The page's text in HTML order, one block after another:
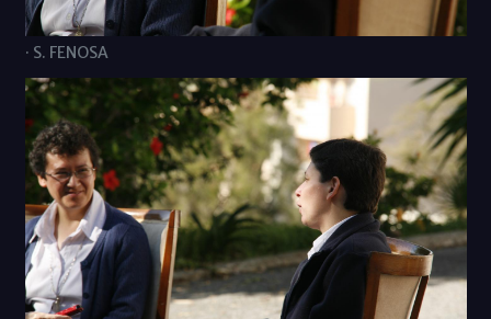
· S. FENOSA